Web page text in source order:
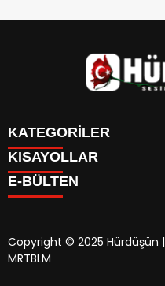
KATEGORİLER
DÜNYA
EĞİTİM
OTOMOBİL
SİYASET
KISAYOLLAR
DÜNYA
EĞİTİM
EKONOMİ
OTOMOBİL
E-BÜLTEN
hurdusun.com
Copyright © 2025 Hürdüşün |
MRTBLM